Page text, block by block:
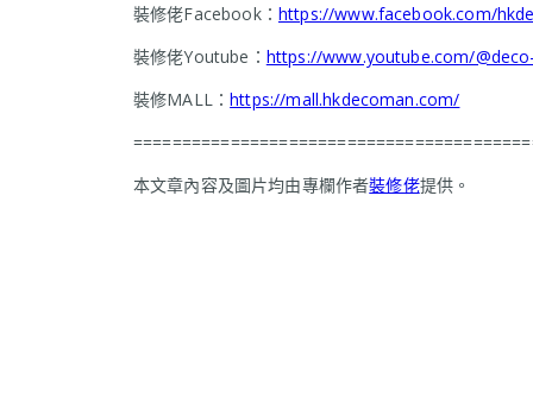
裝修佬Facebook： https://www.facebook.com/
裝修佬Youtube： https://www.youtube.com/
裝修MALL：https://mall.hkdecoman.com/
本文章內容及圖片均由專欄作者裝修佬提供。